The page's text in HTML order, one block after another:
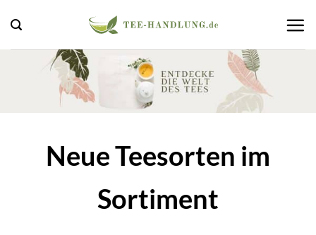
Inhalt
springen
Neue Teesorten im
Sortiment